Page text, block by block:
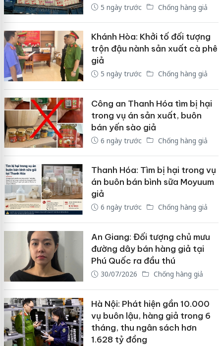
5 ngày trước Chống hàng giả
Khánh Hòa: Khởi tố đối tượng
trộn đậu nành sản xuất cà phê
giả
5 ngày trước Chống hàng giả
Công an Thanh Hóa tìm bị hại
trong vụ án sản xuất, buôn
bán yến sào giả
6 ngày trước Chống hàng giả
Thanh Hóa: Tìm bị hại trong vụ
án buôn bán bình sữa Moyuum
giả
6 ngày trước Chống hàng giả
An Giang: Đối tượng chủ mưu
đường dây bán hàng giả tại
Phú Quốc ra đầu thú
30/07/2026 Chống hàng giả
Hà Nội: Phát hiện gần 10.000
vụ buôn lậu, hàng giả trong 6
tháng, thu ngân sách hơn
1.628 tỷ đồng